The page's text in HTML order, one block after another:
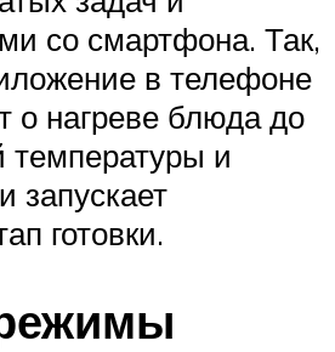
со смартфона. Так,
в телефоне
о нагреве блюда до
температуры и
запускает
готовки.